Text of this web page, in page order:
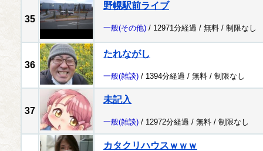
35
野幌駅前ライブ
一般(その他) / 12971分経過 / 無料 / 制限なし
36
たれながし
一般(雑談) / 1394分経過 / 無料 / 制限なし
37
未記入
一般(雑談) / 12972分経過 / 無料 / 制限なし
カタクリハウスｗｗｗ